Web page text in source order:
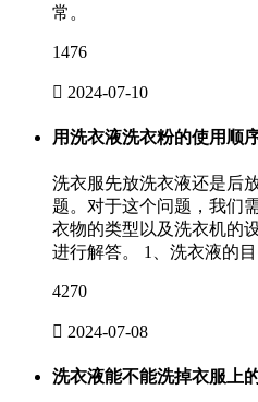
常。
1476
 2024-07-10
用洗衣液洗衣粉的使用顺
洗衣服先放洗衣液还是后
题。对于这个问题，我们
衣物的类型以及洗衣机的
进行解答。 1、洗衣液的
4270
 2024-07-08
洗衣液能不能洗掉衣服上